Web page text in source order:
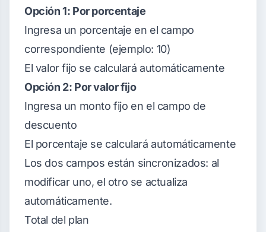
Opción 1: Por porcentaje
Ingresa un porcentaje en el campo
correspondiente (ejemplo: 10)
El valor fijo se calculará automáticamente
Opción 2: Por valor fijo
Ingresa un monto fijo en el campo de
descuento
El porcentaje se calculará automáticamente
Los dos campos están sincronizados: al
modificar uno, el otro se actualiza
automáticamente.
Total del plan